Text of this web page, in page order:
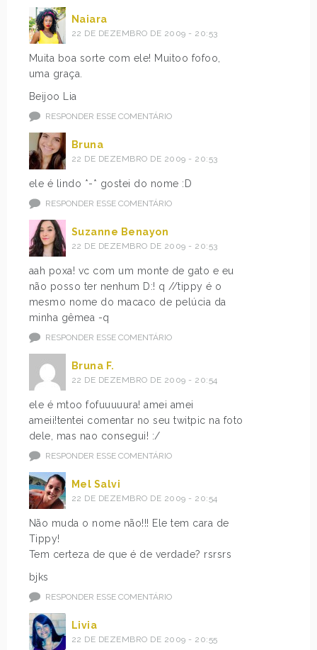
Naiara
22 DE DEZEMBRO DE 2009 - 20:53
Muita boa sorte com ele! Muitoo fofoo,
uma graça.
Beijoo Lia
RESPONDER ESSE COMENTÁRIO
Bruna
22 DE DEZEMBRO DE 2009 - 20:53
ele é lindo *-* gostei do nome :D
RESPONDER ESSE COMENTÁRIO
Suzanne Benayon
22 DE DEZEMBRO DE 2009 - 20:53
aah poxa! vc com um monte de gato e eu
não posso ter nenhum D:! q //tippy é o
mesmo nome do macaco de pelúcia da
minha gêmea -q
RESPONDER ESSE COMENTÁRIO
Bruna F.
22 DE DEZEMBRO DE 2009 - 20:54
ele é mtoo fofuuuuura! amei amei
ameii!tentei comentar no seu twitpic na foto
dele, mas nao consegui! :/
RESPONDER ESSE COMENTÁRIO
Mel Salvi
22 DE DEZEMBRO DE 2009 - 20:54
Não muda o nome não!!! Ele tem cara de
Tippy!
Tem certeza de que é de verdade? rsrsrs
bjks
RESPONDER ESSE COMENTÁRIO
Livia
22 DE DEZEMBRO DE 2009 - 20:55